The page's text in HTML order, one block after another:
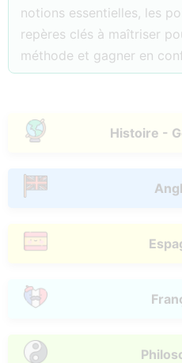
notions essentielles, les
repères clés à maîtriser
méthode et gagner en
Histoire -